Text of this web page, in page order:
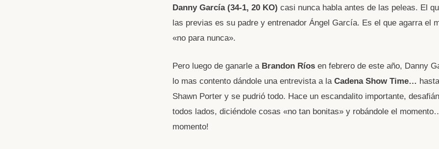
Danny García (34-1, 20 KO) casi nunca habla antes de las peleas. El
las previas es su padre y entrenador Ángel García. Es el que agarra el
«no para nunca».
Pero luego de ganarle a Brandon Ríos en febrero de este año, Danny
lo mas contento dándole una entrevista a la Cadena Show Time…
Shawn Porter y se pudrió todo. Hace un escandalito importante,
todos lados, diciéndole cosas «no tan bonitas» y robándole el
momento!